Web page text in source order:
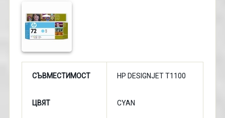
СЪВМЕСТИМОСТ
ЦВЯТ
HP DESIGNJET T1100
CYAN